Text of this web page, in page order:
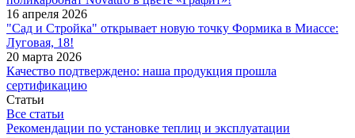
16 апреля 2026
"Сад и Стройка" открывает новую точку Формика в Миассе:
Луговая, 18!
20 марта 2026
Качество подтверждено: наша продукция прошла
сертификацию
Статьи
Все статьи
Рекомендации по установке теплиц и эксплуатации